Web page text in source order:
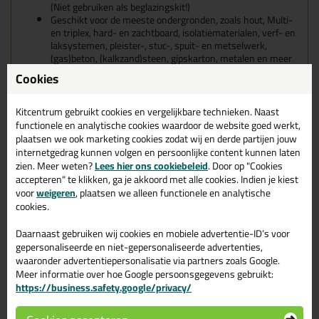
(Niet gebruiken als beglazingskit!)
Geschikt voor de meeste ondergronden, zoals hout, Multi-
en triplex, hard- en zachtboard, isolatiematerialen, verf- en
laksystemen, pleister-, stuc-, spuit- en metselwerk,
(gas)beton, (kalkzand)steen, gipskarton, metalen en meer
(Niet gebruiken als beglazingskit!)
Kenmerken van de Seal-it Uni-Acryl
110
Duurzaam permanent plasto-elastisch, maximale
bewegingscapaciteit 7,5%
Hecht uitstekend, zonder primer op de meeste- en zelfs
vochtige poreuze ondergronden
en repareren, met 1 materiaal
Goed overschilderbaar na huidvorming (ca.10min.) met
synthetische- en dispersie verven
Eigenschappen Seal-It Uni - Acryl
110 310ml
Cookies
Kitcentrum gebruikt cookies en vergelijkbare technieken. Naast
functionele en analytische cookies waardoor de website goed werkt,
plaatsen we ook marketing cookies zodat wij en derde partijen jouw
internetgedrag kunnen volgen en persoonlijke content kunnen laten
zien. Meer weten?Lees hier ons cookiebeleid. Door op "Cookies
accepteren" te klikken, ga je akkoord met alle cookies. Indien je kiest
voorweigeren, plaatsen we alleen functionele en analytische
cookies.
Daarnaast gebruiken wij cookies en mobiele advertentie-ID’s voor
gepersonaliseerde en niet-gepersonaliseerde advertenties,
waaronder advertentiepersonalisatie via partners zoals Google.
Meer informatie over hoe Google persoonsgegevens gebruikt:
https://business.safety.google/privacy/